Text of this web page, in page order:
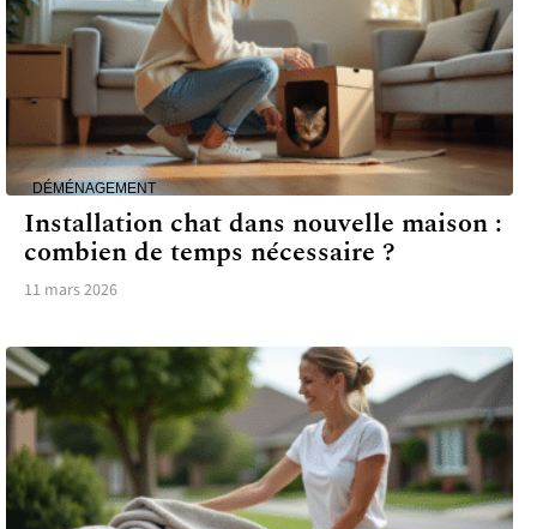
DÉMÉNAGEMENT
Installation chat dans nouvelle maison :
combien de temps nécessaire ?
11 mars 2026